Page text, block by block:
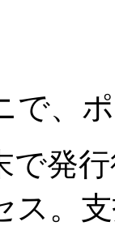
で、
で発
。